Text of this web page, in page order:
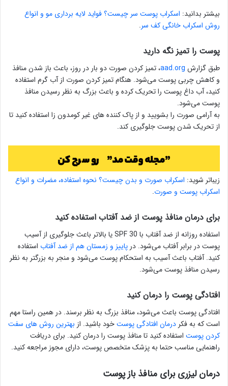
بیشتر بدانید: اسکراب پوست سر چیست؟ فواید لایه برداری مو و انواع
روش اسکراب خانگی کف سر.
پوست را تمیز نگه دارید
طبق گزارش aad.org، تمیز کردن صورت دو بار در روز، باعث باز شدن منافذ
و کاهش چربی پوست می‌شود. هنگام تمیز کردن صورت از آب گرم استفاده
کنید، آب داغ پوست را تحریک کرده و باعث بزرگ به نظر رسیدن منافذ
پوست می‌شود.
به آرامی صورت را بشویید و از پاک کننده های غیر کومدون زا استفاده کنید تا
از تحریک شدن پوست جلوگیری کند.
زیباتر شوید: اسکراب صورت و بدن چیست؟ نحوه استفاده، مضرات و انواع
اسکراب پوست و صورت.
برای درمان منافذ پوست از ضد آفتاب استفاده کنید
استفاده روزانه از ضد آفتاب با SPF 30 یا بالاتر باعث جلوگیری از آسیب
پوست در برابر آفتاب می‌شود. درپاییز و زمستان هم از ضد آفتاب استفاده
کنید. آفتاب باعث آسیب به استحکام پوست می‌شود و منجر به بزرگتر به نظر
رسیدن منافذ پوست می‌شود.
افتادگی پوست را درمان کنید
افتادگی پوست باعث می‌شود، منافذ بزرگ به نظر برسند. در همین راستا مهم
است که به فکردرمان افتادگی پوستخود باشید. از بهترین روش های سفت
کردن پوست استفاده کنید تا منافذ پوست را درمان کنید. برای دریافت
راهنمایی مناسب حتما به پزشک متخصص پوست، دارای مجوز مراجعه کنید.
درمان لیزری برای منافذ باز پوست